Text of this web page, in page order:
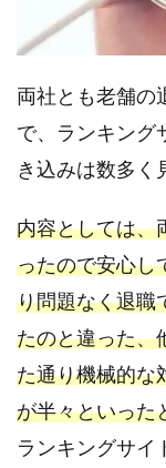
込）
③
口
コ
ミ
ン
キ
ン
グ
順
位
4.
④
両社とも老舗の
で、ランキング
き込みは数多く
内容としては、
ったので安心し
り問題なく退職
たのと違った、
た通り機械的な
が半々といった
ランキングサイ